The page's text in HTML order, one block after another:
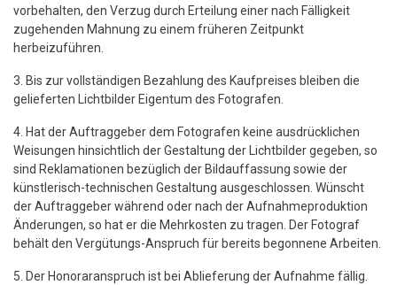
vorbehalten, den Verzug durch Erteilung einer nach Fälligkeit
zugehenden Mahnung zu einem früheren Zeitpunkt
herbeizuführen.
3. Bis zur vollständigen Bezahlung des Kaufpreises bleiben die
gelieferten Lichtbilder Eigentum des Fotografen.
4. Hat der Auftraggeber dem Fotografen keine ausdrücklichen
Weisungen hinsichtlich der Gestaltung der Lichtbilder gegeben, so
sind Reklamationen bezüglich der Bildauffassung sowie der
künstlerisch-technischen Gestaltung ausgeschlossen. Wünscht
der Auftraggeber während oder nach der Aufnahmeproduktion
Änderungen, so hat er die Mehrkosten zu tragen. Der Fotograf
behält den Vergütungs-Anspruch für bereits begonnene Arbeiten.
5. Der Honoraranspruch ist bei Ablieferung der Aufnahme fällig.